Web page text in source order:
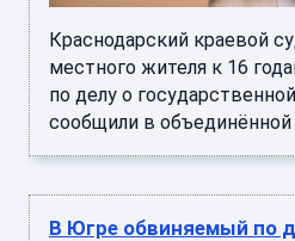
Краснодарский краевой
местного жителя к 16
по делу о
сообщили в объединённой
В Югре обвиняемый по